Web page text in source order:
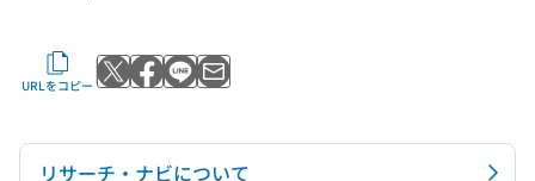
URLをコピー Xでポストする
Facebookでシェアする
LINEで送る
メールで送る
リサーチ・ナビについて